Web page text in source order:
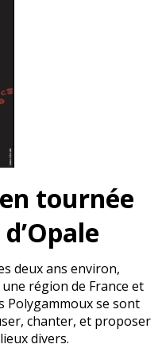
tournée
deux ans environ,
une région de France et
Polygammoux se sont
chanter, et proposer
divers.